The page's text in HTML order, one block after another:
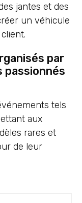
jantes et des
un véhicule
par
passionnés
tels
aux
rares et
de leur